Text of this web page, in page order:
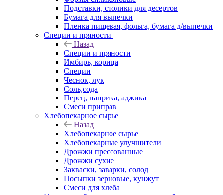
Подставки, столики для десертов
Бумага для выпечки
Пленка пищевая, фольга, бумага д/выпечки
Специи и пряности
Назад
Специи и пряности
Имбирь, корица
Специи
Чеснок, лук
Соль,сода
Перец, паприка, аджика
Смеси приправ
Хлебопекарное сырье
Назад
Хлебопекарное сырье
Хлебопекарные улучшители
Дрожжи прессованные
Дрожжи сухие
Закваски, заварки, солод
Посыпки зерновые, кунжут
Смеси для хлеба